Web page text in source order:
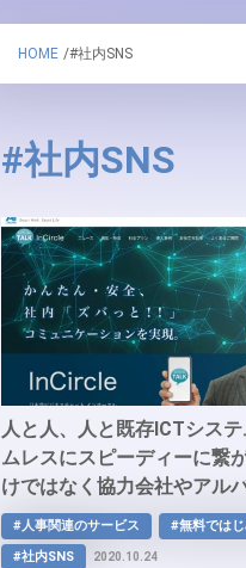
HOME /#社内SNS
#社内SNS
人と人、人と既存ICTシス
ムレスにスピーディーに繋
けではなく協力会社やアル
フが混在する環境でも、安
ミュニケーションを実現す
#人事関連のサービス
#無料では
#社内SNS
2020.10.24